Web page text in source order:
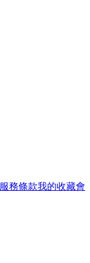
服務條款我的收藏會